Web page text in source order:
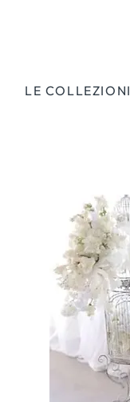
LE COLLEZIONI